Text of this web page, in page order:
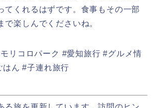
てくれるはずです。食事もその一部
で楽しんでくださいね。
リコロパーク #愛知旅行 #グルメ情
ん #子連れ旅行